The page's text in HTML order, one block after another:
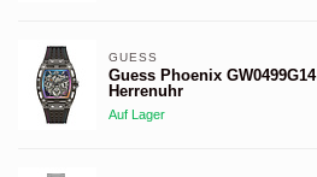
GUESS
Guess Phoenix GW0499G14
Herrenuhr
Auf Lager